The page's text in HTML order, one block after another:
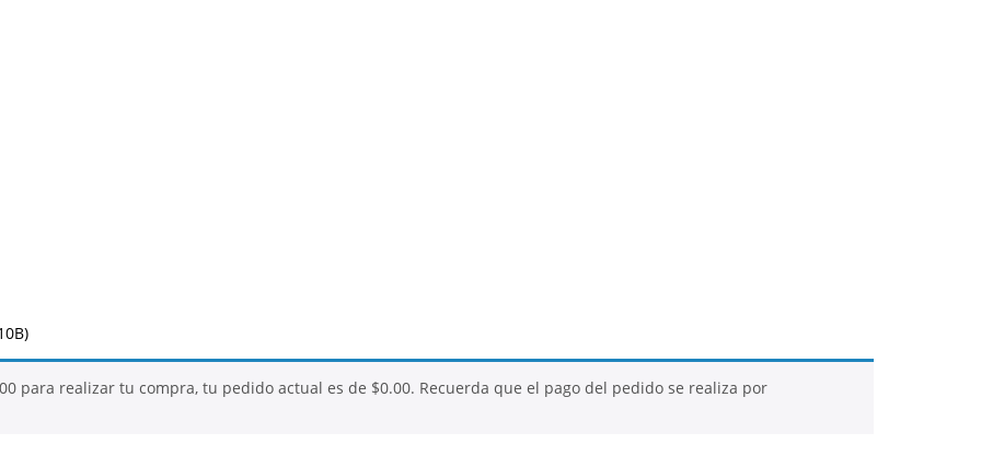
para realizar tu compra, tu pedido actual es de $0.00. Recuerda que el pago del pedido se realiza por